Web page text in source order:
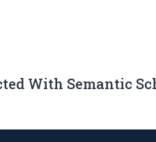
With Semantic